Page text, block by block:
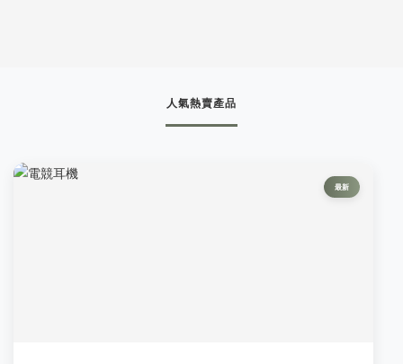
人氣熱賣產品
最新